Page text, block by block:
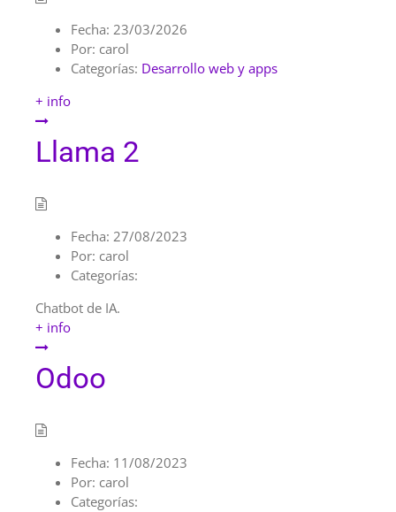
Fecha: 23/03/2026
Por: carol
Categorías: Desarrollo web y apps
+ info
Llama 2
Fecha: 27/08/2023
Por: carol
Categorías:
Chatbot de IA.
+ info
Odoo
Fecha: 11/08/2023
Por: carol
Categorías: